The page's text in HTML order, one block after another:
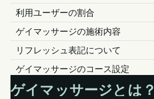
利用ユーザーの割合
ゲイマッサージの施術内容
リフレッシュ表記について
ゲイマッサージのコース設定
ゲイマッサージとは？